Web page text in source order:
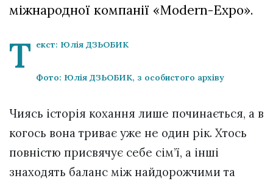
міжнародної компанії «Modern-Expo».
Т екст: Юлія ДЗЬОБИК
Фото: Юлія ДЗЬОБИК, з особистого архіву
Чиясь історія кохання лише починається, а в
когось вона триває уже не один рік. Хтось
повністю присвячує себе сім’ї, а інші
знаходять баланс між найдорожчими та